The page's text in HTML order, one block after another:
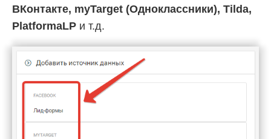
ВКонтакте, myTarget (Одноклассники), Tilda,
PlatformaLP и т.д.